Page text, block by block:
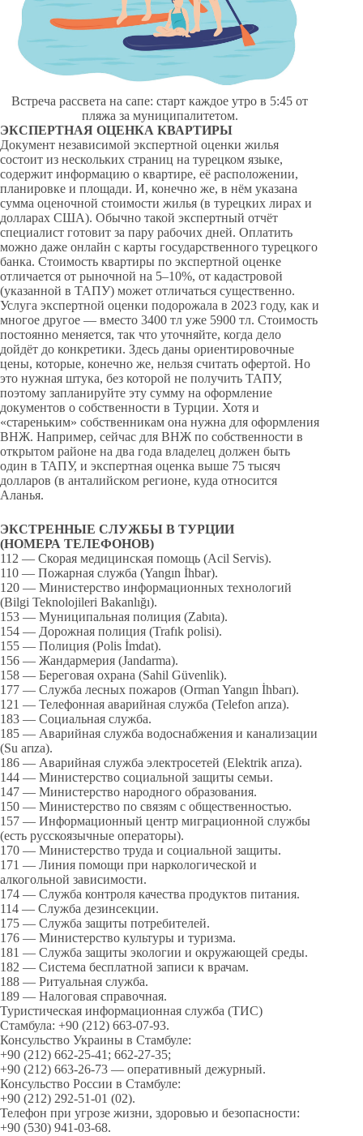
Встреча рассвета на сапе: старт каждое утро в 5:45 от
пляжа за муниципалитетом.
ЭКСПЕРТНАЯ ОЦЕНКА КВАРТИРЫ
Документ независимой экспертной оценки жилья
состоит из нескольких страниц на турецком языке,
содержит информацию о квартире, её расположении,
планировке и площади. И, конечно же, в нём указана
сумма оценочной стоимости жилья (в турецких лирах и
долларах США). Обычно такой экспертный отчёт
специалист готовит за пару рабочих дней. Оплатить
можно даже онлайн с карты государственного турецкого
банка. Стоимость квартиры по экспертной оценке
отличается от рыночной на 5–10%, от кадастровой
(указанной в ТАПУ) может отличаться существенно.
Услуга экспертной оценки подорожала в 2023 году, как и
многое другое — вместо 3400 тл уже 5900 тл. Стоимость
постоянно меняется, так что уточняйте, когда дело
дойдёт до конкретики. Здесь даны ориентировочные
цены, которые, конечно же, нельзя считать офертой. Но
это нужная штука, без которой не получить ТАПУ,
поэтому запланируйте эту сумму на оформление
документов о собственности в Турции. Хотя и
«стареньким» собственникам она нужна для оформления
ВНЖ. Например, сейчас для ВНЖ по собственности в
открытом районе на два года владелец должен быть
один в ТАПУ, и экспертная оценка выше 75 тысяч
долларов (в анталийском регионе, куда относится
Аланья.
ЭКСТРЕННЫЕ СЛУЖБЫ В ТУРЦИИ
(НОМЕРА ТЕЛЕФОНОВ)
112 — Скорая медицинская помощь (Acil Servis).
110 — Пожарная служба (Yangın İhbar).
120 — Министерство информационных технологий
(Bilgi Teknolojileri Bakanlığı).
153 — Муниципальная полиция (Zabıta).
154 — Дорожная полиция (Trafık polisi).
155 — Полиция (Polis İmdat).
156 — Жандармерия (Jandarma).
158 — Береговая охрана (Sahil Güvenlik).
177 — Служба лесных пожаров (Orman Yangın İhbarı).
121 — Телефонная аварийная служба (Telefon arıza).
183 — Социальная служба.
185 — Аварийная служба водоснабжения и канализации
(Su arıza).
186 — Аварийная служба электросетей (Elektrik arıza).
144 — Министерство социальной защиты семьи.
147 — Министерство народного образования.
150 — Министерство по связям с общественностью.
157 — Информационный центр миграционной службы
(есть русскоязычные операторы).
170 — Министерство труда и социальной защиты.
171 — Линия помощи при наркологической и
алкогольной зависимости.
174 — Служба контроля качества продуктов питания.
114 — Служба дезинсекции.
175 — Служба защиты потребителей.
176 — Министерство культуры и туризма.
181 — Служба защиты экологии и окружающей среды.
182 — Система бесплатной записи к врачам.
188 — Ритуальная служба.
189 — Налоговая справочная.
Туристическая информационная служба (ТИС)
Стамбула: +90 (212) 663-07-93.
Консульство Украины в Стамбуле:
+90 (212) 662-25-41; 662-27-35;
+90 (212) 663-26-73 — оперативный дежурный.
Консульство России в Стамбуле:
+90 (212) 292-51-01 (02).
Телефон при угрозе жизни, здоровью и безопасности:
+90 (530) 941-03-68.